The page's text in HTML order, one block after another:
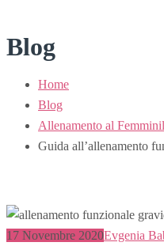
Blog
Home
Blog
Allenamento al
Guida all’allenamento
17 Novembre 2020Evgenia